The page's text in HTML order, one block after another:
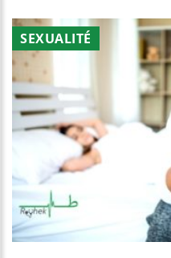
SEXUALITÉ